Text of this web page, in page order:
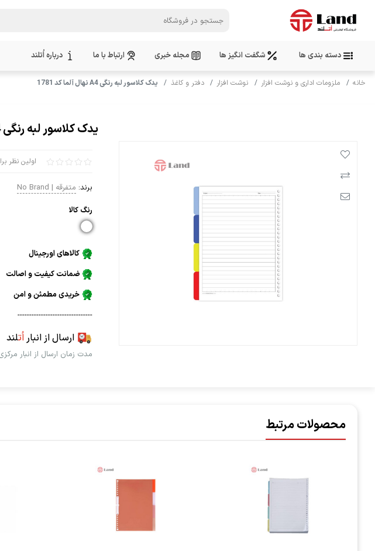
دسته بندی ها شگفت انگیز ها مجله خبری ارتباط با ما درباره اُتلند
خانه ملزومات اداری و نوشت افزار نوشت افزار دفتر و کاغذ یدک کلاسور لبه رنگی A4 نهال آلما کد 1781
یدک کلاسور لبه رنگی A4 نهال آلما کد 1781
اولین نظر
برند: متفرقه | No Brand
رنگ كالا
کالاهای اورجینال
ضمانت کیفیت و اصالت
خریدی مطمئن و امن
--------------------------------
ارسال از انباراُتلند
مدت زمان ارسال از انبار مرکزی: 3 الی 5 روز
محصولات مرتبط